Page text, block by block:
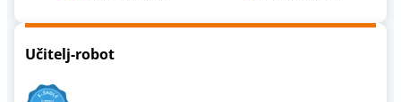
Učitelj-robot